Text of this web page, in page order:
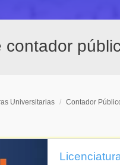
Universitarias / Contador